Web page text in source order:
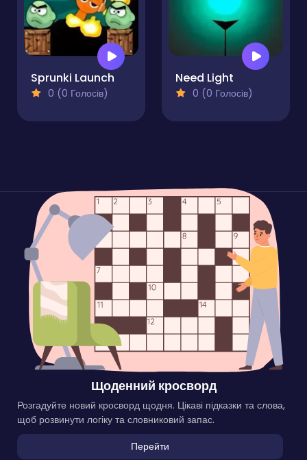
Sprunki Launch
0 (0 Голосів)
Need Light
0 (0 Голосів)
Щоденний кросворд
Розгадуйте новий кросворд щодня. Цікаві підказки та слова,
щоб розвинути логіку та словниковий запас.
Перейти